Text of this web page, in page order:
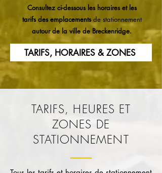
Consultez ci-dessous les horaires et les
tarifs des emplacementsde stationnement
autour de la ville de Breckenridge.
TARIFS, HORAIRES & ZONES
TARIFS, HEURES ET
ZONES DE
STATIONNEMENT